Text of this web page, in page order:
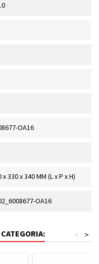
OA16
x 330 x 340 MM (L x P x H)
OA16
>
<